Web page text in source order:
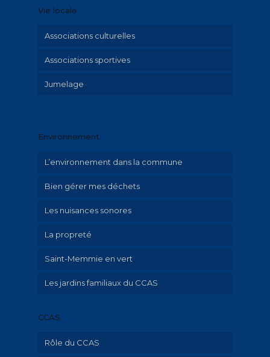
Vie locale
Associations culturelles
Associations sportives
Jumelage
Environnement
L’environnement dans la commune
Bien gérer mes déchets
Les nuisances sonores
La propreté
Saint-Memmie en vert
Les jardins familiaux du CCAS
CCAS
Rôle du CCAS